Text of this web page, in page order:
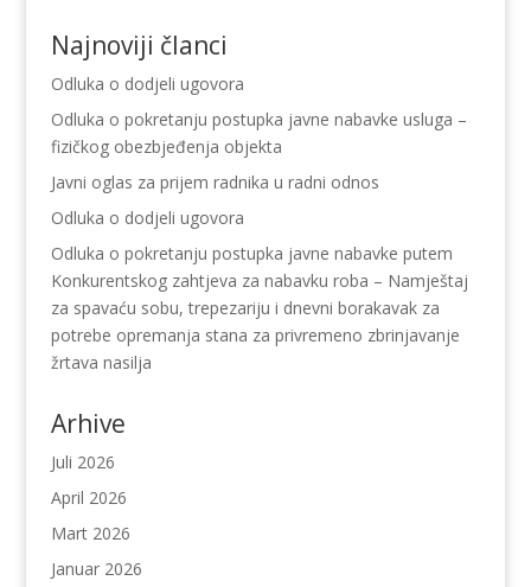
Najnoviji članci
Odluka o dodjeli ugovora
Odluka o pokretanju postupka javne nabavke usluga –
fizičkog obezbjeđenja objekta
Javni oglas za prijem radnika u radni odnos
Odluka o dodjeli ugovora
Odluka o pokretanju postupka javne nabavke putem
Konkurentskog zahtjeva za nabavku roba – Namještaj
za spavaću sobu, trepezariju i dnevni borakavak za
potrebe opremanja stana za privremeno zbrinjavanje
žrtava nasilja
Arhive
Juli 2026
April 2026
Mart 2026
Januar 2026